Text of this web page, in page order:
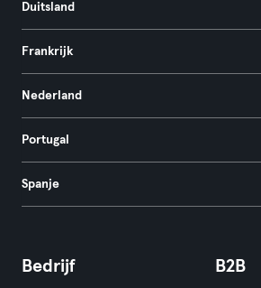
Duitsland
Frankrijk
Nederland
Portugal
Spanje
Bedrijf B2B